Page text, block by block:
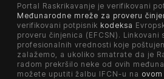
Portal Raskrikavanje je verifikovani
Međunarodne mreže za proveru
verifikovani potpisnik kodeksa
proveru činjenica (EFCSN). Linkovani
profesionalnih vrednosti koje
zalažemo, a ukoliko smatrate da je
radom prekršilo neke od ovih
možete uputiti žalbu IFCN-u na